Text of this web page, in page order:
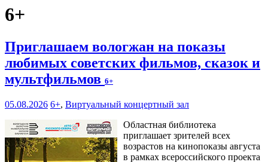
6+
Приглашаем вологжан на показы
любимых советских фильмов, сказок и
мультфильмов 6+
05.08.2026 6+, Виртуальный концертный зал
Областная библиотека
приглашает зрителей всех
возрастов на кинопоказы августа
в рамках всероссийского проекта